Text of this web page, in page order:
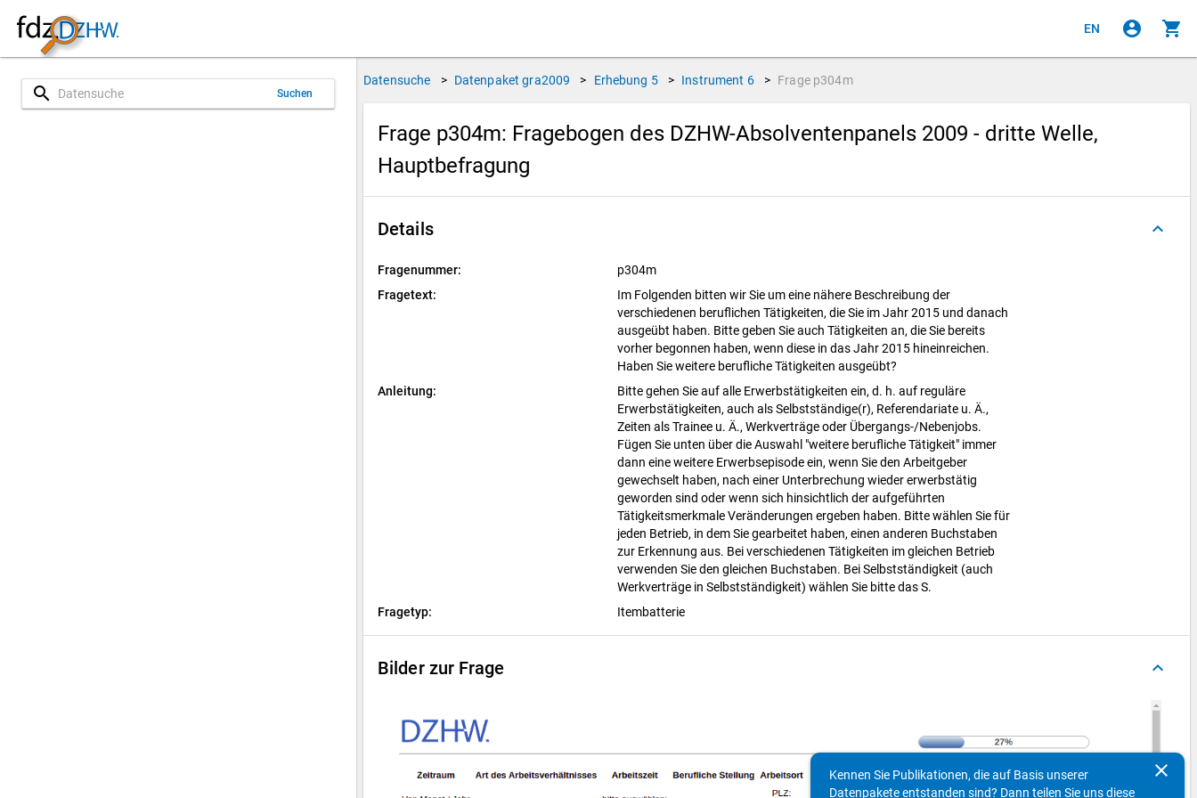
EN account_circle shopping_cart
search Suchen
Datensuche > Datenpaket gra2009 > Erhebung 5 > Instrument 6 > Frage p304m
Frage p304m: Fragebogen des DZHW-Absolventenpanels 2009 - dritte Welle,
Hauptbefragung
Details keyboard_arrow_up
Fragenummer:
p304m
Fragetext:
Im Folgenden bitten wir Sie um eine nähere Beschreibung der
verschiedenen beruflichen Tätigkeiten, die Sie im Jahr 2015 und danach
ausgeübt haben. Bitte geben Sie auch Tätigkeiten an, die Sie bereits
vorher begonnen haben, wenn diese in das Jahr 2015 hineinreichen.
Haben Sie weitere berufliche Tätigkeiten ausgeübt?
Anleitung:
Bitte gehen Sie auf alle Erwerbstätigkeiten ein, d. h. auf reguläre
Erwerbstätigkeiten, auch als Selbstständige(r), Referendariate u. Ä.,
Zeiten als Trainee u. Ä., Werkverträge oder Übergangs-/Nebenjobs.
Fügen Sie unten über die Auswahl "weitere berufliche Tätigkeit" immer
dann eine weitere Erwerbsepisode ein, wenn Sie den Arbeitgeber
gewechselt haben, nach einer Unterbrechung wieder erwerbstätig
geworden sind oder wenn sich hinsichtlich der aufgeführten
Tätigkeitsmerkmale Veränderungen ergeben haben. Bitte wählen Sie für
jeden Betrieb, in dem Sie gearbeitet haben, einen anderen Buchstaben
zur Erkennung aus. Bei verschiedenen Tätigkeiten im gleichen Betrieb
verwenden Sie den gleichen Buchstaben. Bei Selbstständigkeit (auch
Werkverträge in Selbstständigkeit) wählen Sie bitte das S.
Fragetyp:
Itembatterie
Bilder zur Frage keyboard_arrow_up
clear
Kennen Sie Publikationen, die auf Basis unserer
Datenpakete entstanden sind? Dann teilen Sie uns diese